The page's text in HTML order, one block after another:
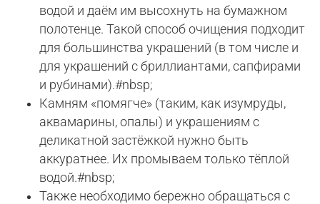
водой и даём им высохнуть на бумажном
полотенце. Такой способ очищения подходит
для большинства украшений (в том числе и
для украшений с бриллиантами, сапфирами
и рубинами).#nbsp;
Камням «помягче» (таким, как изумруды,
аквамарины, опалы) и украшениям с
деликатной застёжкой нужно быть
аккуратнее. Их промываем только тёплой
водой.#nbsp;
Также необходимо бережно обращаться с